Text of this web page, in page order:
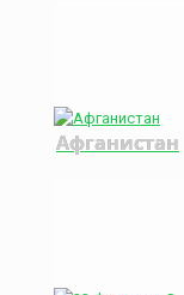
Афганистан